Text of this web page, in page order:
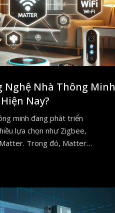
Nghệ Nhà Thông Minh
Nay?
minh đang phát triển
lựa chọn như Zigbee,
Trong đó, Matter…